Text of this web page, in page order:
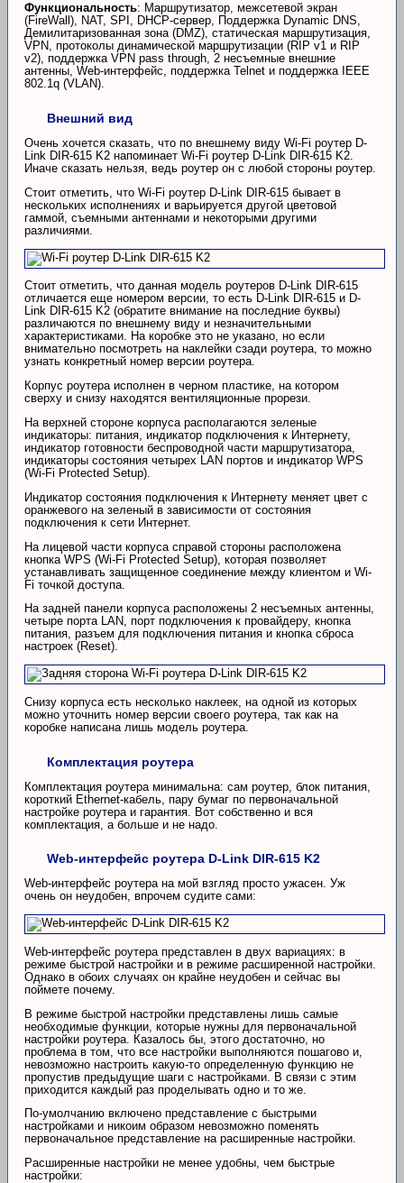
Функциональность: Маршрутизатор, межсетевой экран
(FireWall), NAT, SPI, DHCP-сервер, Поддержка Dynamic DNS,
Демилитаризованная зона (DMZ), статическая маршрутизация,
VPN, протоколы динамической маршрутизации (RIP v1 и RIP
v2), поддержка VPN pass through, 2 несъемные внешние
антенны, Web-интерфейс, поддержка Telnet и поддержка IEEE
802.1q (VLAN).
Внешний вид
Очень хочется сказать, что по внешнему виду Wi-Fi роутер D-
Link DIR-615 K2 напоминает Wi-Fi роутер D-Link DIR-615 K2.
Иначе сказать нельзя, ведь роутер он с любой стороны роутер.
Стоит отметить, что Wi-Fi роутер D-Link DIR-615 бывает в
нескольких исполнениях и варьируется другой цветовой
гаммой, съемными антеннами и некоторыми другими
различиями.
Стоит отметить, что данная модель роутеров D-Link DIR-615
отличается еще номером версии, то есть D-Link DIR-615 и D-
Link DIR-615 K2 (обратите внимание на последние буквы)
различаются по внешнему виду и незначительными
характеристиками. На коробке это не указано, но если
внимательно посмотреть на наклейки сзади роутера, то можно
узнать конкретный номер версии роутера.
Корпус роутера исполнен в черном пластике, на котором
сверху и снизу находятся вентиляционные прорези.
На верхней стороне корпуса располагаются зеленые
индикаторы: питания, индикатор подключения к Интернету,
индикатор готовности беспроводной части маршрутизатора,
индикаторы состояния четырех LAN портов и индикатор WPS
(Wi-Fi Protected Setup).
Индикатор состояния подключения к Интернету меняет цвет с
оранжевого на зеленый в зависимости от состояния
подключения к сети Интернет.
На лицевой части корпуса справой стороны расположена
кнопка WPS (Wi-Fi Protected Setup), которая позволяет
устанавливать защищенное соединение между клиентом и Wi-
Fi точкой доступа.
На задней панели корпуса расположены 2 несъемных антенны,
четыре порта LAN, порт подключения к провайдеру, кнопка
питания, разъем для подключения питания и кнопка сброса
настроек (Reset).
Снизу корпуса есть несколько наклеек, на одной из которых
можно уточнить номер версии своего роутера, так как на
коробке написана лишь модель роутера.
Комплектация роутера
Комплектация роутера минимальна: сам роутер, блок питания,
короткий Ethernet-кабель, пару бумаг по первоначальной
настройке роутера и гарантия. Вот собственно и вся
комплектация, а больше и не надо.
Web-интерфейс роутера D-Link DIR-615 K2
Web-интерфейс роутера на мой взгляд просто ужасен. Уж
очень он неудобен, впрочем судите сами:
Web-интерфейс роутера представлен в двух вариациях: в
режиме быстрой настройки и в режиме расширенной настройки.
Однако в обоих случаях он крайне неудобен и сейчас вы
поймете почему.
В режиме быстрой настройки представлены лишь самые
необходимые функции, которые нужны для первоначальной
настройки роутера. Казалось бы, этого достаточно, но
проблема в том, что все настройки выполняются пошагово и,
невозможно настроить какую-то определенную функцию не
пропустив предыдущие шаги с настройками. В связи с этим
приходится каждый раз проделывать одно и то же.
По-умолчанию включено представление с быстрыми
настройками и никоим образом невозможно поменять
первоначальное представление на расширенные настройки.
Расширенные настройки не менее удобны, чем быстрые
настройки: